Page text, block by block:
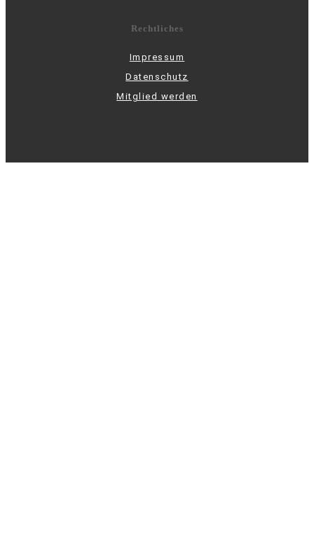
Rechtliches
Impressum
Datenschutz
Mitglied werden